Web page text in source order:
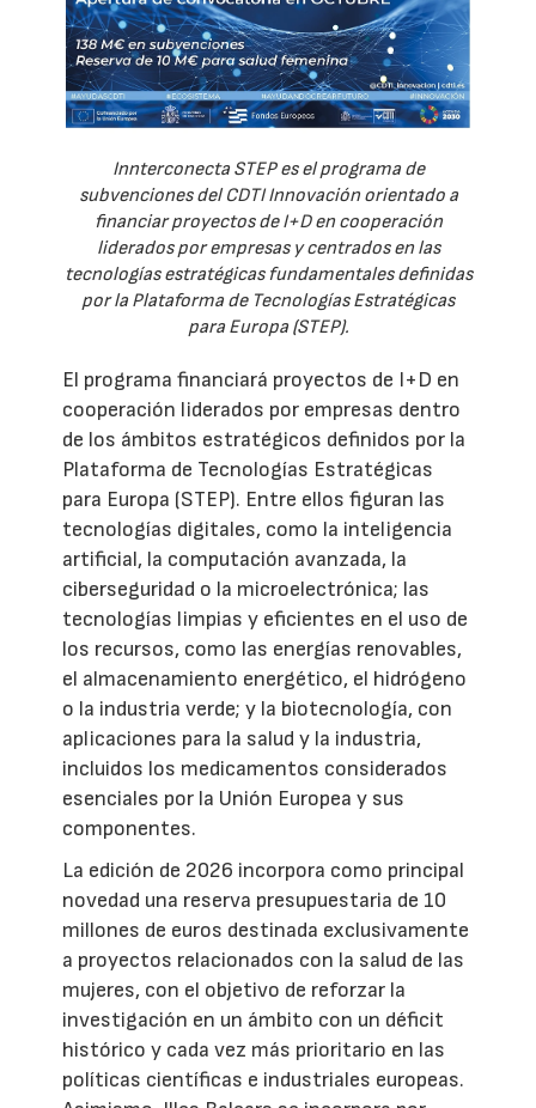
Innterconecta STEP es el programa de
subvenciones del CDTI Innovación orientado a
financiar proyectos de I+D en cooperación
liderados por empresas y centrados en las
tecnologías estratégicas fundamentales definidas
por la Plataforma de Tecnologías Estratégicas
para Europa (STEP).
El programa financiará proyectos de I+D en
cooperación liderados por empresas dentro
de los ámbitos estratégicos definidos por la
Plataforma de Tecnologías Estratégicas
para Europa (STEP). Entre ellos figuran las
tecnologías digitales, como la inteligencia
artificial, la computación avanzada, la
ciberseguridad o la microelectrónica; las
tecnologías limpias y eficientes en el uso de
los recursos, como las energías renovables,
el almacenamiento energético, el hidrógeno
o la industria verde; y la biotecnología, con
aplicaciones para la salud y la industria,
incluidos los medicamentos considerados
esenciales por la Unión Europea y sus
componentes.
La edición de 2026 incorpora como principal
novedad una reserva presupuestaria de 10
millones de euros destinada exclusivamente
a proyectos relacionados con la salud de las
mujeres, con el objetivo de reforzar la
investigación en un ámbito con un déficit
histórico y cada vez más prioritario en las
políticas científicas e industriales europeas.